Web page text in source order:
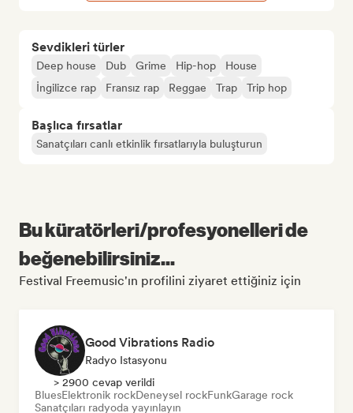
Sevdikleri türler
Deep house Dub Grime Hip-hop
House
İngilizce rap
Fransız rap Reggae Trap Trip hop
Başlıca fırsatlar
Sanatçıları canlı etkinlik fırsatlarıyla buluşturun
Bu küratörleri/profesyonelleri de
beğenebilirsiniz...
Festival Freemusic'ın profilini ziyaret ettiğiniz için
Good Vibrations Radio
Radyo Istasyonu
> 2900 cevap verildi
BluesElektronik rockDeneysel rockFunkGarage rock
Sanatçıları radyoda yayınlayın